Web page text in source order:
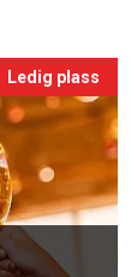
Ledig plass